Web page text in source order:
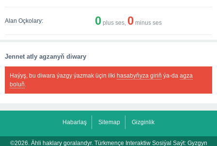
Alan Oçkolary: 0 plus ses, 0 minus ses
Jennet atly agzanyň diwary
Haýyş, bu diwara ýazgy ýazmak üçin ilki hasabyňyza giriň ýa-da agza
boluň
Habarlaş Sitemap Gizginlik
©2026. Ähli haklary goralandyr. Türkmençe Interaktiw Sosiýal Saýt: Gyzgyn